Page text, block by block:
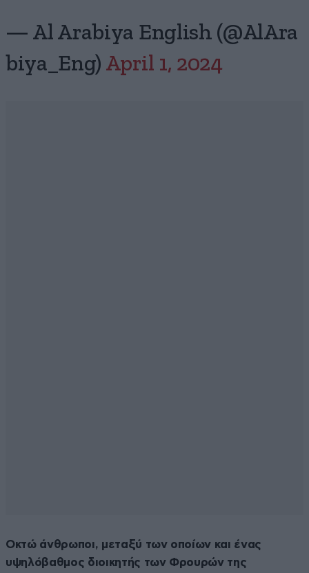
— Al Arabiya English (@AlAra
biya_Eng) April 1, 2024
Οκτώ άνθρωποι, μεταξύ των οποίων και ένας
υψηλόβαθμος διοικητής των Φρουρών της